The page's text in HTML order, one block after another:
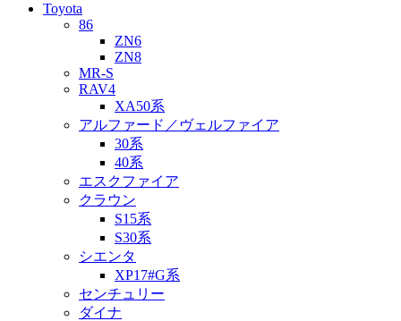
Toyota
86
ZN6
ZN8
MR-S
RAV4
XA50系
アルファード／ヴェルファイア
30系
40系
エスクファイア
クラウン
S15系
S30系
シエンタ
XP17#G系
センチュリー
ダイナ